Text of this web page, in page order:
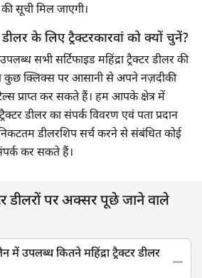
सूची मिल जाएगी।
डीलर के लिए ट्रैक्टरकारवां को क्यों चुनें?
सभी सर्टिफाइड महिंद्रा ट्रैक्टर डीलर की
कुछ क्लिक्स पर आसानी से अपने नज़दीकी
प्राप्त कर सकते हैं। हम आपके क्षेत्र में
डीलर का संपर्क विवरण एवं पता प्रदान
डीलरशिप सर्च करने से संबंधित कोई
कर सकते हैं।
डीलरों पर अक्सर पूछे जाने वाले
में उपलब्ध कितने महिंद्रा ट्रैक्टर डीलर